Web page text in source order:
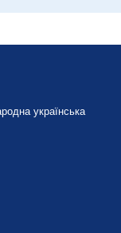
українська